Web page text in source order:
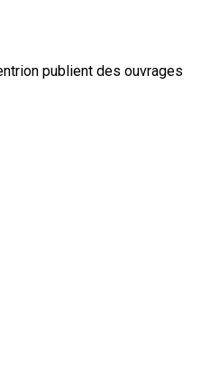
publient des ouvrages